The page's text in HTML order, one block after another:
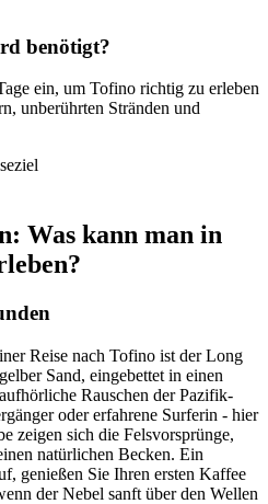
benötigt?
ein, um Tofino richtig zu erleben
unberührten Stränden und
Was kann man in
Reise nach Tofino ist der Long
Sand, eingebettet in einen
Rauschen der Pazifik-
oder erfahrene Surferin - hier
zeigen sich die Felsvorsprünge,
natürlichen Becken. Ein
genießen Sie Ihren ersten Kaffee
der Nebel sanft über den Wellen